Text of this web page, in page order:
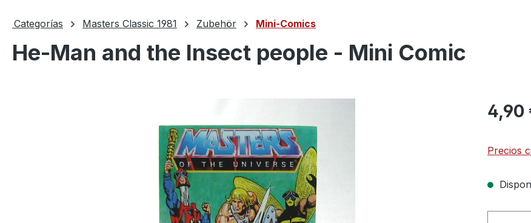
Categorías Masters Classic 1981 Zubehör Mini-Comics
He-Man and the Insect people - Mini Comic
4,90
Precios